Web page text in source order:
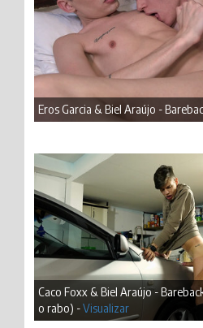
Eros Garcia & Biel Araújo -
Caco Foxx & Biel Araújo -
o rabo) -Visualizar